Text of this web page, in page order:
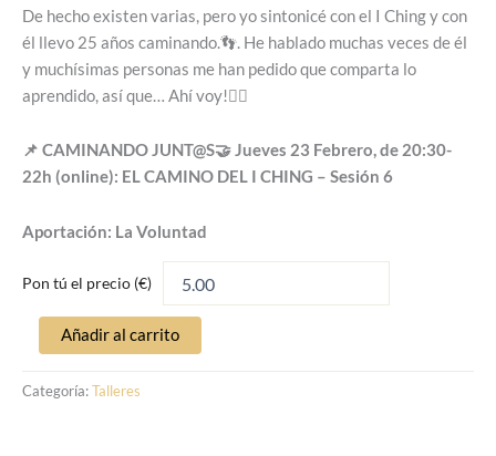
De hecho existen varias, pero yo sintonicé con el I Ching y con
él llevo 25 años caminando.👣. He hablado muchas veces de él
y muchísimas personas me han pedido que comparta lo
aprendido, así que… Ahí voy!👇🏼
📌 CAMINANDO JUNT@S🤝 Jueves 23 Febrero, de 20:30-
22h (online): EL CAMINO DEL I CHING – Sesión 6
Aportación: La Voluntad
Pon tú el precio (€)
Añadir al carrito
Categoría:Talleres